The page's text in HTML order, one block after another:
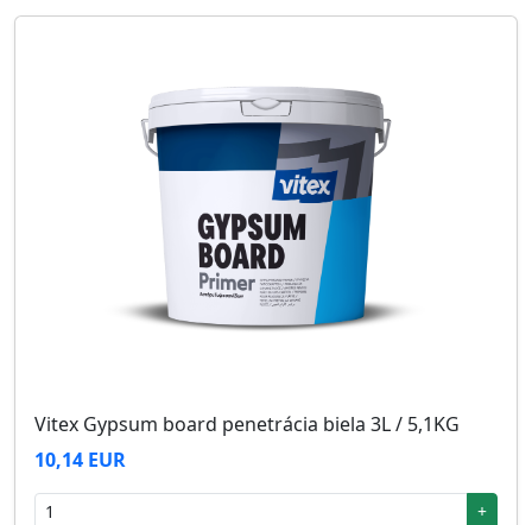
Vitex Gypsum board penetrácia biela 3L / 5,1KG
10,14 EUR
+